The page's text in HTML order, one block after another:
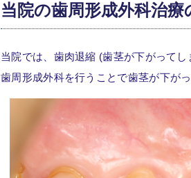
当院の歯周形成外科治
当院では、歯肉退縮 (歯茎が下がって
歯周形成外科を行うことで歯茎が下が